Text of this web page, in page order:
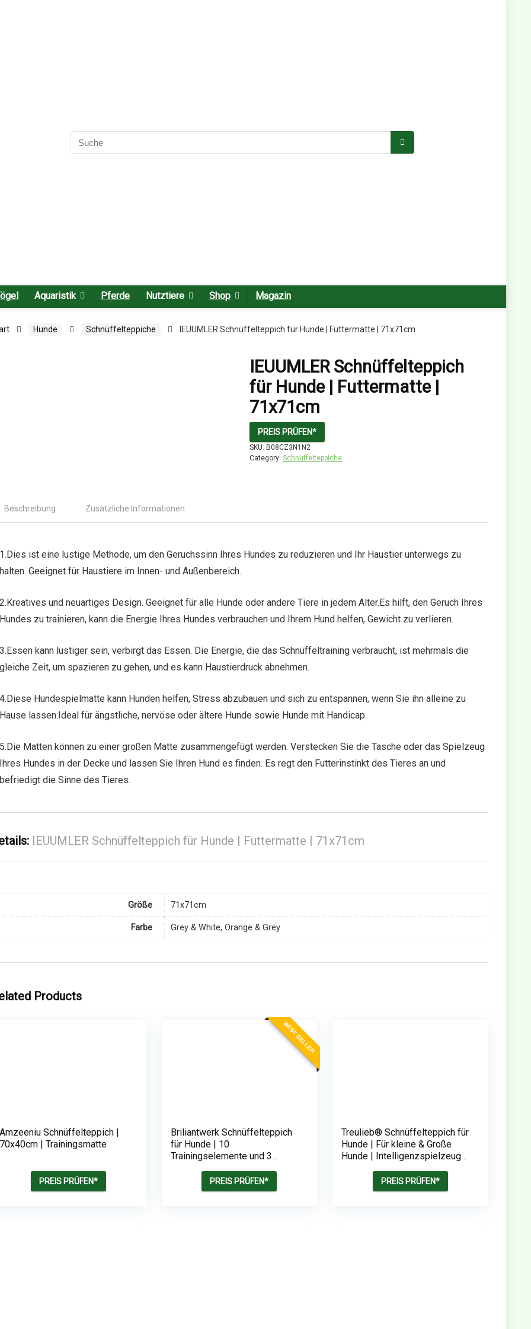
Aquaristik Pferde Nutztiere Shop Magazin
Hunde Schnüffelteppiche IEUUMLER Schnüffelteppich für Hunde | Futtermatte | 71x71cm
IEUUMLER Schnüffelteppich
für Hunde | Futtermatte |
71x71cm
PREIS PRÜFEN*
SKU: B08CZ3N1N2
Category: Schnüffelteppiche
Beschreibung Zusätzliche Informationen
1.Dies ist eine lustige Methode, um den Geruchssinn Ihres Hundes zu reduzieren und Ihr Haustier unterwegs zu
halten. Geeignet für Haustiere im Innen- und Außenbereich.
2.Kreatives und neuartiges Design. Geeignet für alle Hunde oder andere Tiere in jedem Alter.Es hilft, den Geruch Ihres
Hundes zu trainieren, kann die Energie Ihres Hundes verbrauchen und Ihrem Hund helfen, Gewicht zu verlieren.
3.Essen kann lustiger sein, verbirgt das Essen. Die Energie, die das Schnüffeltraining verbraucht, ist mehrmals die
gleiche Zeit, um spazieren zu gehen, und es kann Haustierdruck abnehmen.
4.Diese Hundespielmatte kann Hunden helfen, Stress abzubauen und sich zu entspannen, wenn Sie ihn alleine zu
Hause lassen.Ideal für ängstliche, nervöse oder ältere Hunde sowie Hunde mit Handicap.
5.Die Matten können zu einer großen Matte zusammengefügt werden. Verstecken Sie die Tasche oder das Spielzeug
Ihres Hundes in der Decke und lassen Sie Ihren Hund es finden. Es regt den Futterinstinkt des Tieres an und
befriedigt die Sinne des Tieres.
IEUUMLER Schnüffelteppich für Hunde | Futtermatte | 71x71cm
Größe 71x71cm
Farbe Grey & White, Orange & Grey
Products
Amzeeniu Schnüffelteppich |
70x40cm | Trainingsmatte
PREIS PRÜFEN*
BEST SELLER
Briliantwerk Schnüffelteppich
für Hunde | 10
Trainingselemente und 3
PREIS PRÜFEN*
Treulieb®️ Schnüffelteppich für
Hunde | Für kleine & Große
Hunde | Intelligenzspielzeug
SchnüffelmattePREIS PRÜFEN*